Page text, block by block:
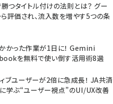
つタイトル付けの法則とは？ グー
評価され、流入数を増やす5つの条
かった作業が1日に！ Gemini
を無料で使い倒す活用術8選
ブユーザーが2倍に急成長！ JA共済
学ぶ“ユーザー視点”のUI/UX改善